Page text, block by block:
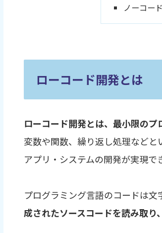
ノーコー
ローコード開発とは
ローコード開発とは、最小限の
変数や関数、繰り返し処理など
アプリ・システムの開発が実現で
プログラミング言語のコードは
成されたソースコードを読み取